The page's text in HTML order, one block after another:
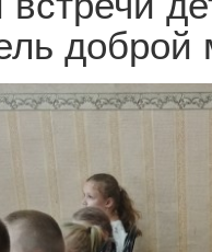
доброй